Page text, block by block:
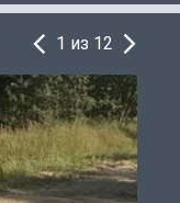
1 из 12